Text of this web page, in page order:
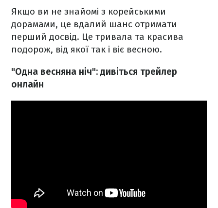
Якщо ви не знайомі з корейськими
дорамами, це вдалий шанс отримати
перший досвід. Це тривала та красива
подорож, від якої так і віє весною.
"Одна весняна ніч": дивіться трейлер
онлайн